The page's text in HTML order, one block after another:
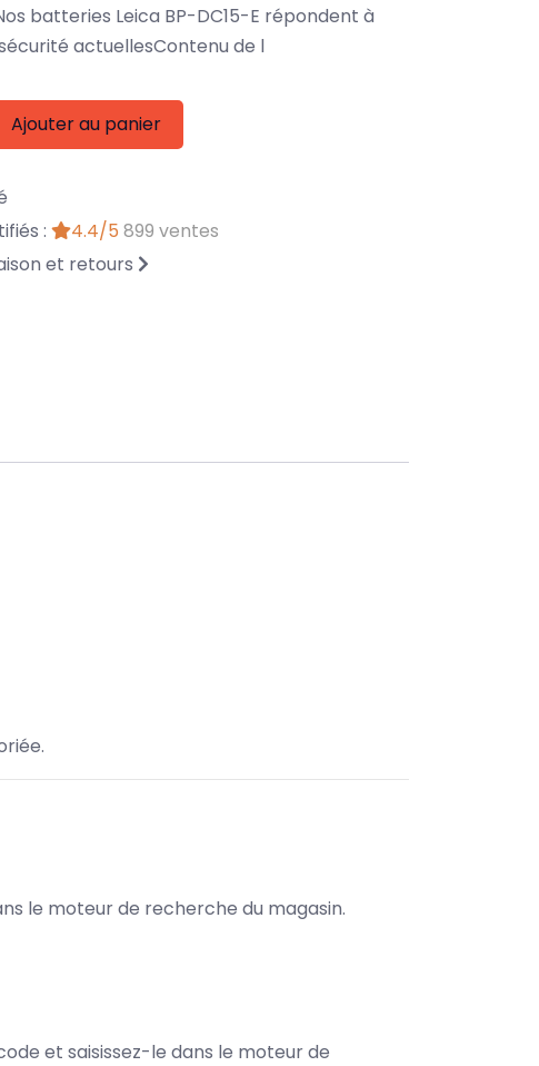
batteries Leica BP-DC15-E répondent à
actuellesContenu de l
Ajouter au panier
:
4.4/5 899 ventes
et retours
le moteur de recherche du magasin.
et saisissez-le dans le moteur de